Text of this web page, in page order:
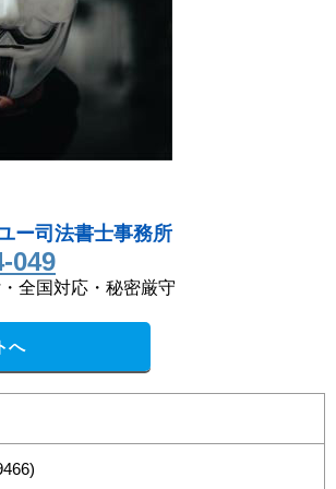
ー司法書士事務所
049
全国対応・秘密厳守
へ